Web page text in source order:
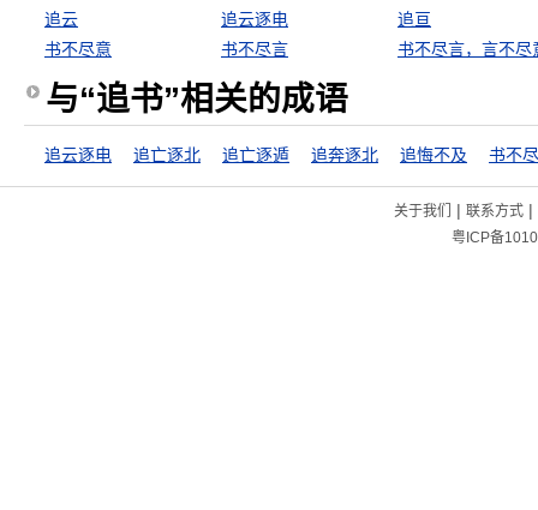
追云 追云逐电
追亘
书不尽意
书不尽言 书不尽言，言不尽
与“追书”相关的成语
追云逐电 追亡逐北 追亡逐遁 追奔逐北 追悔不及 书不
关于我们 | 联系方式|
粤ICP备